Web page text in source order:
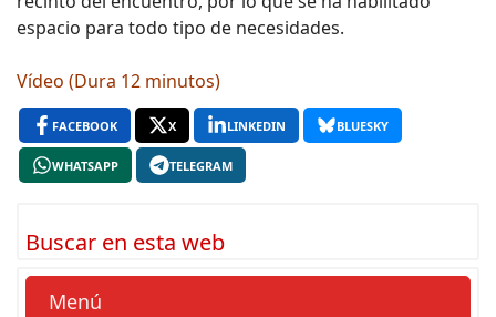
espacio para todo tipo de necesidades.
Vídeo (Dura 12 minutos)
FACEBOOK X LINKEDIN BLUESKY
WHATSAPP TELEGRAM
Buscar en esta web
Menú